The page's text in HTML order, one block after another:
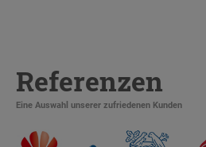
Referenzen
Eine Auswahl unserer zufriedenen Kunden